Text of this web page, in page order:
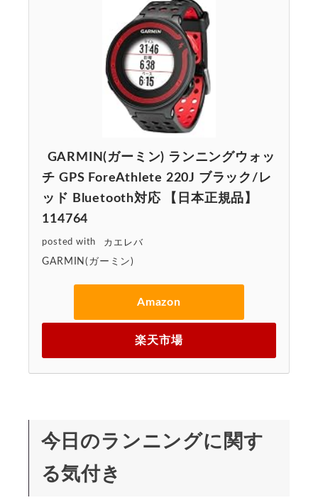
GARMIN(ガーミン) ランニングウォッ
チ GPS ForeAthlete 220J ブラック/レ
ッド Bluetooth対応 【日本正規品】
114764
posted with カエレバ
GARMIN(ガーミン)
Amazon
楽天市場
今日のランニングに関す
る気付き